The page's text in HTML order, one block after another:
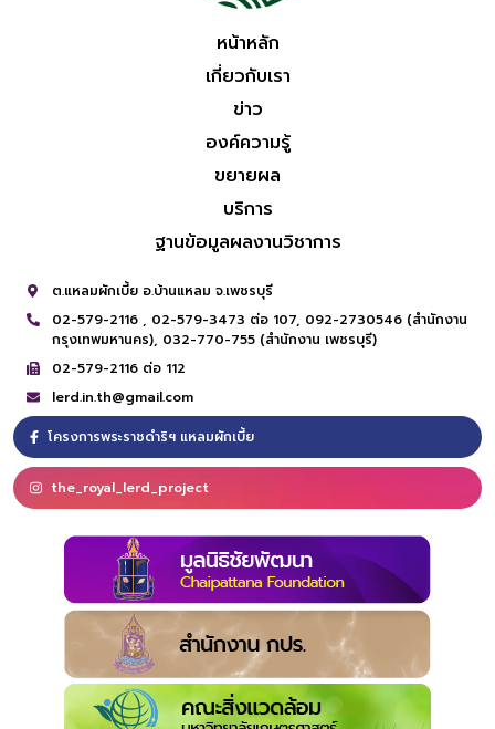
หน้าหลัก
เกี่ยวกับเรา
ข่าว
องค์ความรู้
ขยายผล
บริการ
ฐานข้อมูลผลงานวิชาการ
ต.แหลมผักเบี้ย อ.บ้านแหลม จ.เพชรบุรี
02-579-2116 , 02-579-3473 ต่อ 107, 092-2730546 (สำนักงาน
กรุงเทพมหานคร), 032-770-755 (สำนักงาน เพชรบุรี)
02-579-2116 ต่อ 112
lerd.in.th@gmail.com
โครงการพระราชดำริฯ แหลมผักเบี้ย
the_royal_lerd_project